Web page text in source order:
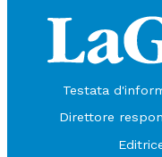
Testata
Direttore